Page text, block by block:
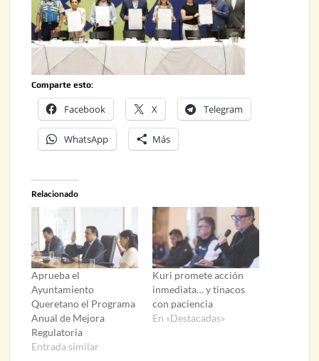
Comparte esto:
Facebook X Telegram
WhatsApp Más
Relacionado
Aprueba el
Ayuntamiento
Queretano el Programa
Anual de Mejora
Regulatoria
Entrada similar
Kuri promete acción
inmediata… y tinacos
con paciencia
En «Destacadas»